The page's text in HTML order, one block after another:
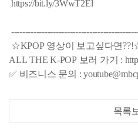
https://bit.ly/3WwT2El
☆KPOP 영상이 보고싶다면
ALL THE K-POP 보러 가기 :
✅ 비즈니스 문의 :
목록